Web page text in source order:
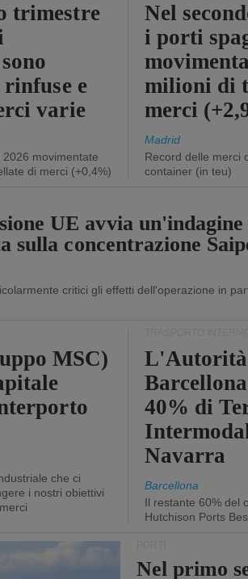
trimestre
rinfuse e
varie
movimentate
di merci (+0,4%)
Nel
i porti
milioni di
merci
Madrid
Record delle merci
container (in teu)
UE avvia un'indagine
sulla concentrazione
critici gli effetti dell'operazione in
MSC)
che ci
i nostri obiettivi
40% di
Navarra
Barcellona
Il restante 60% del
Hutchison Ports
Nel primo